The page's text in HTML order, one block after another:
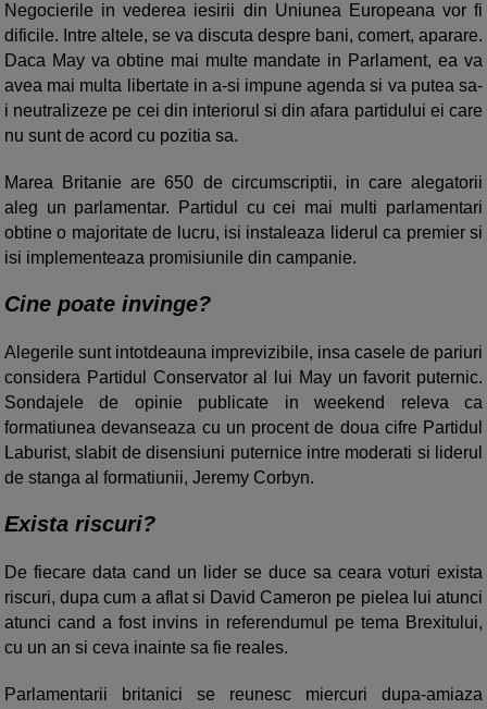
Negocierile in vederea iesirii din Uniunea Europeana vor fi
dificile. Intre altele, se va discuta despre bani, comert, aparare.
Daca May va obtine mai multe mandate in Parlament, ea va
avea mai multa libertate in a-si impune agenda si va putea sa-
i neutralizeze pe cei din interiorul si din afara partidului ei care
nu sunt de acord cu pozitia sa.
Marea Britanie are 650 de circumscriptii, in care alegatorii
aleg un parlamentar. Partidul cu cei mai multi parlamentari
obtine o majoritate de lucru, isi instaleaza liderul ca premier si
isi implementeaza promisiunile din campanie.
Cine poate invinge?
Alegerile sunt intotdeauna imprevizibile, insa casele de pariuri
considera Partidul Conservator al lui May un favorit puternic.
Sondajele de opinie publicate in weekend releva ca
formatiunea devanseaza cu un procent de doua cifre Partidul
Laburist, slabit de disensiuni puternice intre moderati si liderul
de stanga al formatiunii, Jeremy Corbyn.
Exista riscuri?
De fiecare data cand un lider se duce sa ceara voturi exista
riscuri, dupa cum a aflat si David Cameron pe pielea lui atunci
atunci cand a fost invins in referendumul pe tema Brexitului,
cu un an si ceva inainte sa fie reales.
Parlamentarii britanici se reunesc miercuri dupa-amiaza